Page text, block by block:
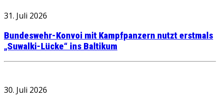
31. Juli 2026
Bundeswehr-Konvoi mit Kampfpanzern nutzt erstmals
„Suwalki-Lücke“ ins Baltikum
30. Juli 2026